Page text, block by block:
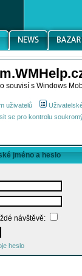
souvisí s Windows
uživatelů
se pro kontrolu
jméno a heslo
návštěvě:
heslo